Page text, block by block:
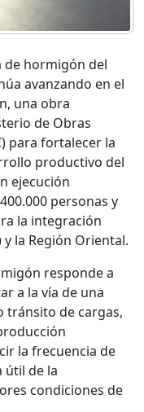
de hormigón del
avanzando en el
una obra
de Obras
para fortalecer la
productivo del
ejecución
personas y
la integración
la Región Oriental.
responde a
a la vía de una
tránsito de cargas,
la frecuencia de
útil de la
condiciones de